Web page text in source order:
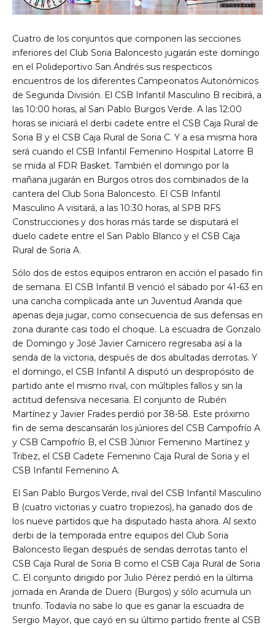
Cuatro de los conjuntos que componen las secciones
inferiores del Club Soria Baloncesto jugarán este domingo
en el Polideportivo San Andrés sus respecticos
encuentros de los diferentes Campeonatos Autonómicos
de Segunda División. El CSB Infantil Masculino B recibirá, a
las 10:00 horas, al San Pablo Burgos Verde. A las 12:00
horas se iniciará el derbi cadete entre el CSB Caja Rural de
Soria B y el CSB Caja Rural de Soria C. Y a esa misma hora
será cuando el CSB Infantil Femenino Hospital Latorre B
se mida al FDR Basket. También el domingo por la
mañana jugarán en Burgos otros dos combinados de la
cantera del Club Soria Baloncesto. El CSB Infantil
Masculino A visitará, a las 10:30 horas, al SPB RFS
Construcciones y dos horas más tarde se disputará el
duelo cadete entre el San Pablo Blanco y el CSB Caja
Rural de Soria A.
Sólo dos de estos equipos entraron en acción el pasado fin
de semana. El CSB Infantil B venció el sábado por 41-63 en
una cancha complicada ante un Juventud Aranda que
apenas deja jugar, como consecuencia de sus defensas en
zona durante casi todo el choque. La escuadra de Gonzalo
de Domingo y José Javier Carnicero regresaba así a la
senda de la victoria, después de dos abultadas derrotas. Y
el domingo, el CSB Infantil A disputó un despropósito de
partido ante el mismo rival, con múltiples fallos y sin la
actitud defensiva necesaria. El conjunto de Rubén
Martínez y Javier Frades perdió por 38-58. Este próximo
fin de sema descansarán los júniores del CSB Campofrío A
y CSB Campofrío B, el CSB Júnior Femenino Martínez y
Tribez, el CSB Cadete Femenino Caja Rural de Soria y el
CSB Infantil Femenino A.
El San Pablo Burgos Verde, rival del CSB Infantil Masculino
B (cuatro victorias y cuatro tropiezos), ha ganado dos de
los nueve partidos que ha disputado hasta ahora. Al sexto
derbi de la temporada entre equipos del Club Soria
Baloncesto llegan después de sendas derrotas tanto el
CSB Caja Rural de Soria B como el CSB Caja Rural de Soria
C. El conjunto dirigido por Julio Pérez perdió en la última
jornada en Aranda de Duero (Burgos) y sólo acumula un
triunfo. Todavía no sabe lo que es ganar la escuadra de
Sergio Mayor, que cayó en su último partido frente al CSB